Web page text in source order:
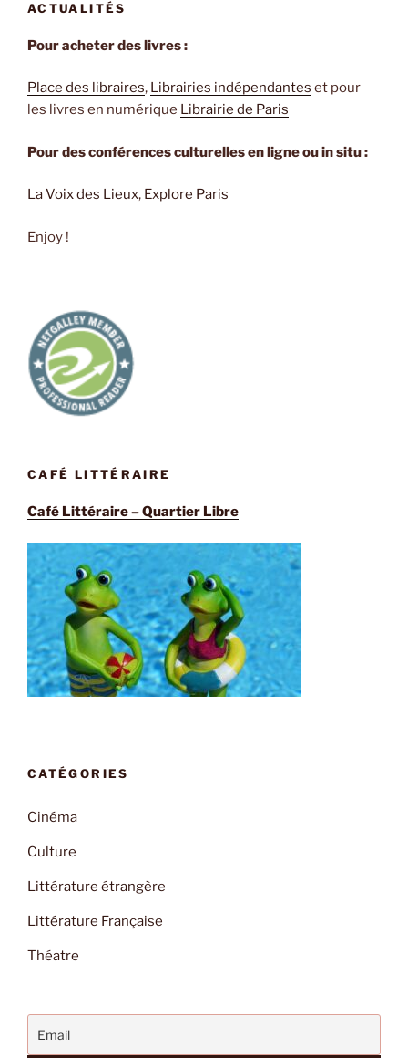
ACTUALITÉS
Pour acheter des livres :
Place des libraires, Librairies indépendantes et pour
les livres en numérique Librairie de Paris
Pour des conférences culturelles en ligne ou in situ :
La Voix des Lieux, Explore Paris
Enjoy !
CAFÉ LITTÉRAIRE
Café Littéraire – Quartier Libre
CATÉGORIES
Cinéma
Culture
Littérature étrangère
Littérature Française
Théatre